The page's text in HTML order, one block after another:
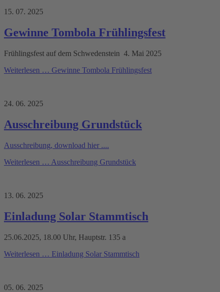
15. 07. 2025
Gewinne Tombola Frühlingsfest
Frühlingsfest auf dem Schwedenstein 4. Mai 2025
Weiterlesen … Gewinne Tombola Frühlingsfest
24. 06. 2025
Ausschreibung Grundstück
Ausschreibung, download hier ....
Weiterlesen … Ausschreibung Grundstück
13. 06. 2025
Einladung Solar Stammtisch
25.06.2025, 18.00 Uhr, Hauptstr. 135 a
Weiterlesen … Einladung Solar Stammtisch
05. 06. 2025